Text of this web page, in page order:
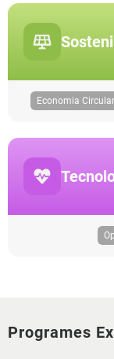
Economia Circular
Programes